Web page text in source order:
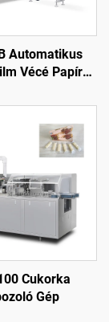
Automatikus
Vécé Papír
Cukorka
Gép